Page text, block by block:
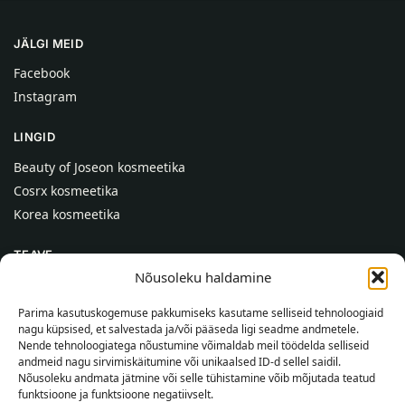
Nõusoleku haldamine
Parima kasutuskogemuse pakkumiseks kasutame selliseid tehnoloogiaid
nagu küpsised, et salvestada ja/või pääseda ligi seadme andmetele.
Nende tehnoloogiatega nõustumine võimaldab meil töödelda selliseid
andmeid nagu sirvimiskäitumine või unikaalsed ID-d sellel saidil.
Nõusoleku andmata jätmine või selle tühistamine võib mõjutada teatud
funktsioone ja funktsioone negatiivselt.
JÄLGI MEID
Facebook
Instagram
LINGID
Beauty of Joseon kosmeetika
Cosrx kosmeetika
Korea kosmeetika
TEAVE
Kontaktid
Abi
TEAVE OSTJALE
Tarnetingimused